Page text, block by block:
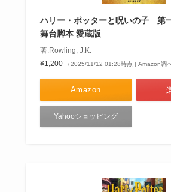
ハリー・ポッターと呪いの子 第
舞台脚本 愛蔵版
著:Rowling, J.K.
¥1,200
（2025/11/12 01:28時点 | Amazon調べ
Amazon
Yahooショッピング